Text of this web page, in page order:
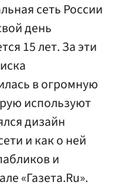
сеть России
день
15 лет. За эти
в огромную
используют
дизайн
и как о ней
и
«Газета.Ru».